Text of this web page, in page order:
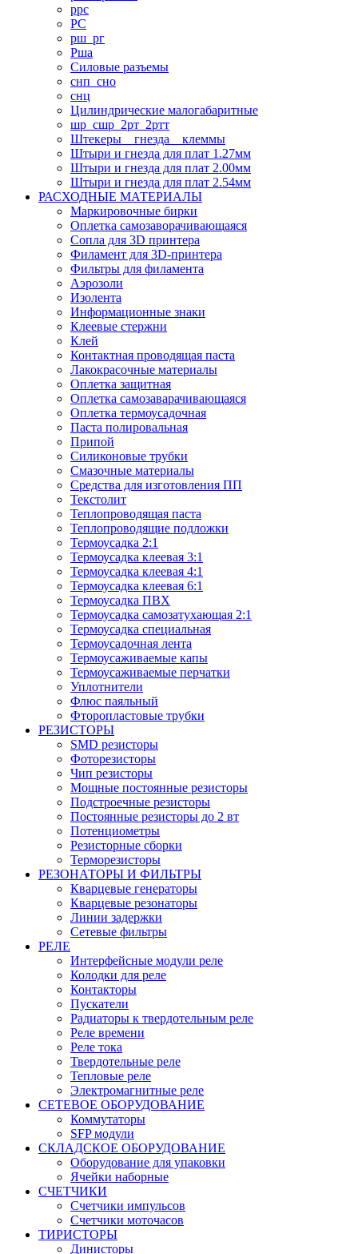
ррс
РС
рш_рг
Рша
Силовые разъемы
снп_сно
снц
Цилиндрические малогабаритные
шр_сшр_2рт_2ртт
Штекеры _ гнезда _ клеммы
Штыри и гнезда для плат 1.27мм
Штыри и гнезда для плат 2.00мм
Штыри и гнезда для плат 2.54мм
РАСХОДНЫЕ МАТЕРИАЛЫ
Маркировочные бирки
Оплетка самозаворачивающаяся
Сопла для 3D принтера
Филамент для 3D-принтера
Фильтры для филамента
Аэрозоли
Изолента
Информационные знаки
Клеевые стержни
Клей
Контактная проводящая паста
Лакокрасочные материалы
Оплетка защитная
Оплетка самозаварачивающаяся
Оплетка термоусадочная
Паста полировальная
Припой
Силиконовые трубки
Смазочные материалы
Средства для изготовления ПП
Текстолит
Теплопроводящая паста
Теплопроводящие подложки
Термоусадка 2:1
Термоусадка клеевая 3:1
Термоусадка клеевая 4:1
Термоусадка клеевая 6:1
Термоусадка ПВХ
Термоусадка самозатухающая 2:1
Термоусадка специальная
Термоусадочная лента
Термоусаживаемые капы
Термоусаживаемые перчатки
Уплотнители
Флюс паяльный
Фторопластовые трубки
РЕЗИСТОРЫ
SMD резисторы
Фоторезисторы
Чип резисторы
Мощные постоянные резисторы
Подстроечные резисторы
Постоянные резисторы до 2 вт
Потенциометры
Резисторные сборки
Терморезисторы
РЕЗОНАТОРЫ И ФИЛЬТРЫ
Кварцевые генераторы
Кварцевые резонаторы
Линии задержки
Сетевые фильтры
РЕЛЕ
Интерфейсные модули реле
Колодки для реле
Контакторы
Пускатели
Радиаторы к твердотельным реле
Реле времени
Реле тока
Твердотельные реле
Тепловые реле
Электромагнитные реле
СЕТЕВОЕ ОБОРУДОВАНИЕ
Коммутаторы
SFP модули
СКЛАДСКОЕ ОБОРУДОВАНИЕ
Оборудование для упаковки
Ячейки наборные
СЧЕТЧИКИ
Счетчики импульсов
Счетчики моточасов
ТИРИСТОРЫ
Динисторы